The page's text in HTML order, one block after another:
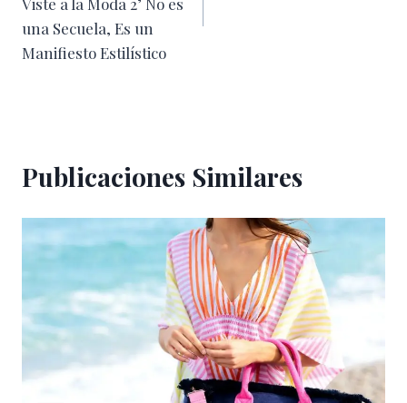
una Secuela, Es un
Manifiesto Estilístico
Publicaciones Similares